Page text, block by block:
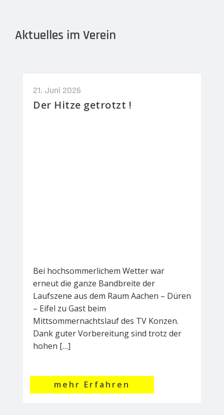
Aktuelles im Verein
21. Juni 2026
Der Hitze getrotzt !
Bei hochsommerlichem Wetter war
erneut die ganze Bandbreite der
Laufszene aus dem Raum Aachen – Düren
– Eifel zu Gast beim
Mittsommernachtslauf des TV Konzen.
Dank guter Vorbereitung sind trotz der
hohen […]
mehr Erfahren